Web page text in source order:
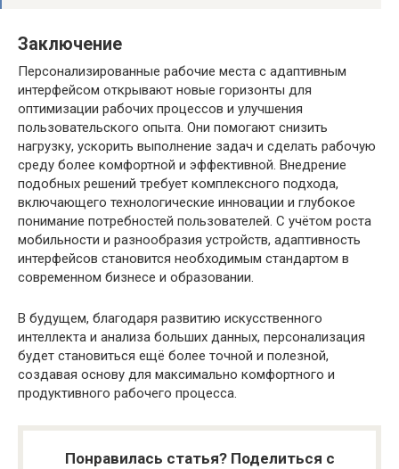
Заключение
Персонализированные рабочие места с адаптивным
интерфейсом открывают новые горизонты для
оптимизации рабочих процессов и улучшения
пользовательского опыта. Они помогают снизить
нагрузку, ускорить выполнение задач и сделать рабочую
среду более комфортной и эффективной. Внедрение
подобных решений требует комплексного подхода,
включающего технологические инновации и глубокое
понимание потребностей пользователей. С учётом роста
мобильности и разнообразия устройств, адаптивность
интерфейсов становится необходимым стандартом в
современном бизнесе и образовании.
В будущем, благодаря развитию искусственного
интеллекта и анализа больших данных, персонализация
будет становиться ещё более точной и полезной,
создавая основу для максимально комфортного и
продуктивного рабочего процесса.
Понравилась статья? Поделиться с